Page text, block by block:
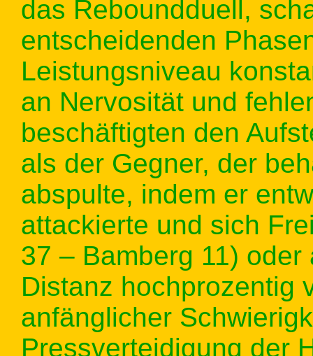
das Reboundduell,
entscheidenden
Leistungsniveau
an Nervosität und
beschäftigten den
als der Gegner, der
abspulte, indem er
attackierte und sich
37 – Bamberg 11)
Distanz hochprozentig
anfänglicher
Pressverteidigung der